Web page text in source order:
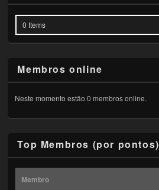
0 Items
Membros online
Neste momento estão 0 membros online.
Top Membros (por pontos)
Membro